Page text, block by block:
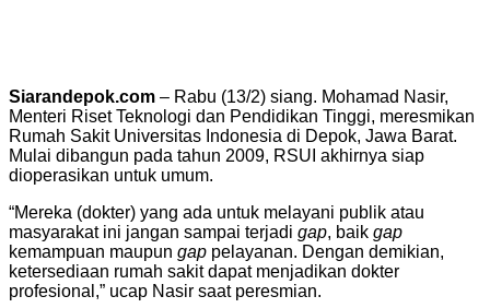
Siarandepok.com – Rabu (13/2) siang. Mohamad Nasir,
Menteri Riset Teknologi dan Pendidikan Tinggi, meresmikan
Rumah Sakit Universitas Indonesia di Depok, Jawa Barat.
Mulai dibangun pada tahun 2009, RSUI akhirnya siap
dioperasikan untuk umum.
“Mereka (dokter) yang ada untuk melayani publik atau
masyarakat ini jangan sampai terjadi gap, baik gap
kemampuan maupun gap pelayanan. Dengan demikian,
ketersediaan rumah sakit dapat menjadikan dokter
profesional,” ucap Nasir saat peresmian.